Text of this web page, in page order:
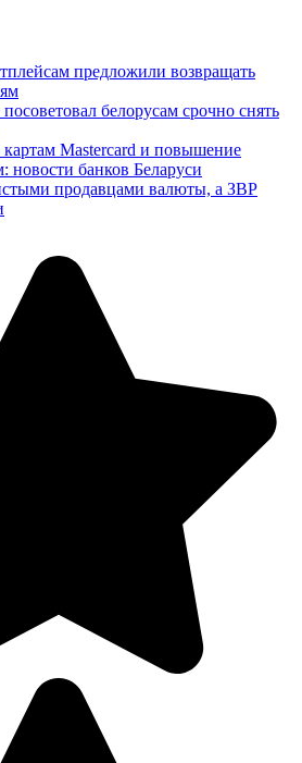
предложили возвращать
посоветовал белорусам срочно снять
Mastercard и повышение
новости банков Беларуси
продавцами валюты, а ЗВР